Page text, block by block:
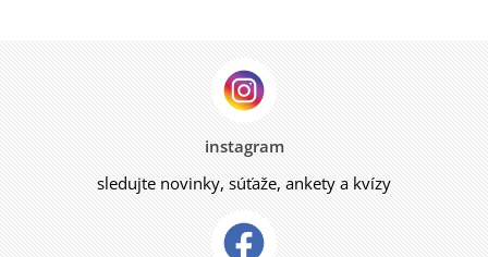
instagram
sledujte novinky, súťaže, ankety a kvízy